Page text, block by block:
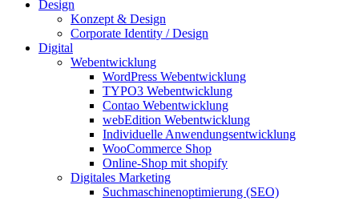
Design
Konzept & Design
Corporate Identity / Design
Digital
Webentwicklung
WordPress Webentwicklung
TYPO3 Webentwicklung
Contao Webentwicklung
webEdition Webentwicklung
Individuelle Anwendungsentwicklung
WooCommerce Shop
Online-Shop mit shopify
Digitales Marketing
Suchmaschinenoptimierung (SEO)